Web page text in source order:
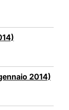
2014)